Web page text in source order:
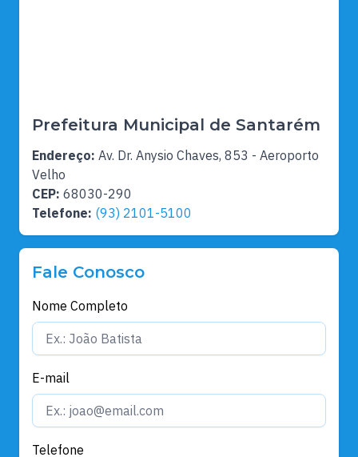
Prefeitura Municipal de Santarém
Endereço: Av. Dr. Anysio Chaves, 853 - Aeroporto
Velho
CEP: 68030-290
Telefone: (93) 2101-5100
Fale Conosco
Nome Completo
E-mail
Telefone